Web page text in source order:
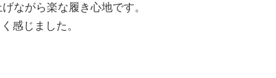
ながら楽な履き心地です。
感じました。